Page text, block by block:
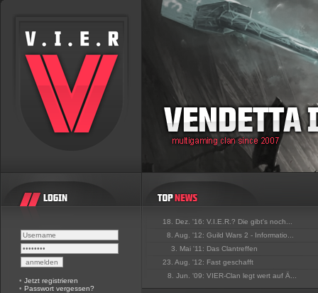
• Jetzt registrieren
• Passwort vergessen?
18. Dez. '16: V.I.E.R.? Die gibt's noch...
8. Aug. '12: Guild Wars 2 - Informatio...
3. Mai '11: Das Clantreffen
23. Aug. '12: Fast geschafft
8. Jun. '09: VIER-Clan legt wert auf Ä...